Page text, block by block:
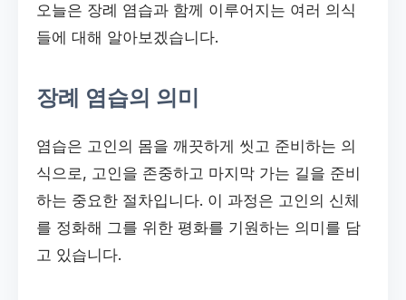
오늘은 장례 염습과 함께 이루어지는 여러 의식
들에 대해 알아보겠습니다.
장례 염습의 의미
염습은 고인의 몸을 깨끗하게 씻고 준비하는 의
식으로, 고인을 존중하고 마지막 가는 길을 준비
하는 중요한 절차입니다. 이 과정은 고인의 신체
를 정화해 그를 위한 평화를 기원하는 의미를 담
고 있습니다.